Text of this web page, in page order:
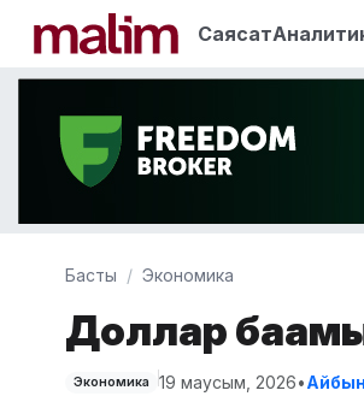
Саясат
Басты Экономика
Доллар
Экономика 19 маусым, 2026•